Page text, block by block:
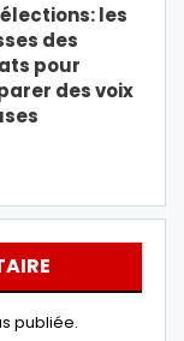
les
des
pour
des voix
publiée.